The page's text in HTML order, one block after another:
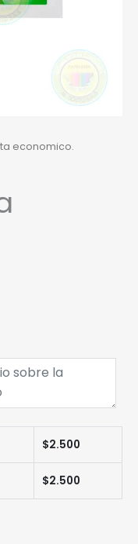
economico.
$2.500
$2.500